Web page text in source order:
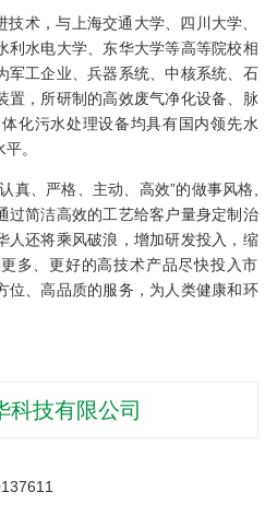
术，与上海交通大学、四川大学、
利水电大学、东华大学等高等院校相
军工企业、兵器系统、中核系统、石
置，所研制的高效废气净化设备、脉
化污水处理设备均具有国内领先水
。
真、严格、主动、高效”的做事风格,
过简洁高效的工艺给客户量身定制治
人还将乘风破浪，增加研发投入，缩
多、更好的高技术产品尽快投入市
位、高品质的服务，为人类健康和环
科技有限公司